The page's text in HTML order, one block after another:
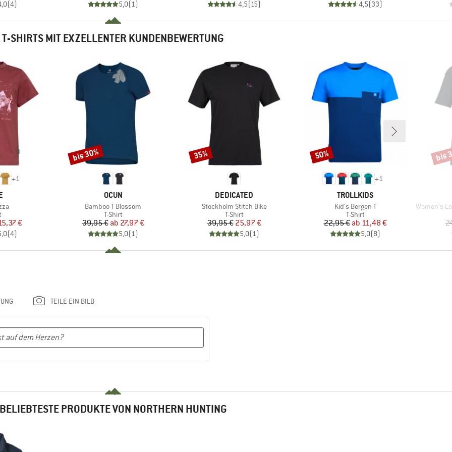
(4) 5,0(1) 4,5(15) 4,5(33)
T-SHIRTS MIT EXZELLENTER KUNDENBEWERTUNG
+1
Preis
€
(4)
MARKE
OCUN
Artikel
Bamboo T Blossom
Produktgruppe
T-Shirt
Preis
39,95 € reduzierter Preis
ab 27,97 €
5,0(1)
Rabatt
bis 30%
MARKE
DEDICATED
Artikel
Stockholm Stitch Bike
Produktgruppe
T-Shirt
Preis
39,95 €reduzierter Preis
25,97 €
5,0(1)
Rabatt
35%
+1
MARKE
TROLLKIDS
Artikel
Kid's Bergen T
Produktgruppe
T-Shirt
Preis
22,95 € reduzierter Preis
ab 11,48 €
5,0(8)
Rabatt
50%
Artikel
Women's Loose
bis
TEILE EIN BILD
BELIEBTESTE PRODUKTE VON NORTHERN HUNTING